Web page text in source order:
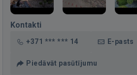
Kontakti
+371 *** *** 14 E-pasts
Piedāvāt pasūtījumu